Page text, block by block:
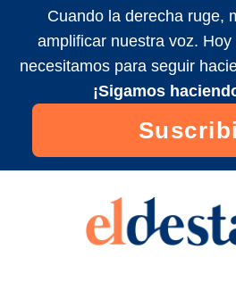
Cuando la derecha ruge,
amplificar nuestra voz.
necesitamos para seguir
¡Sigamos